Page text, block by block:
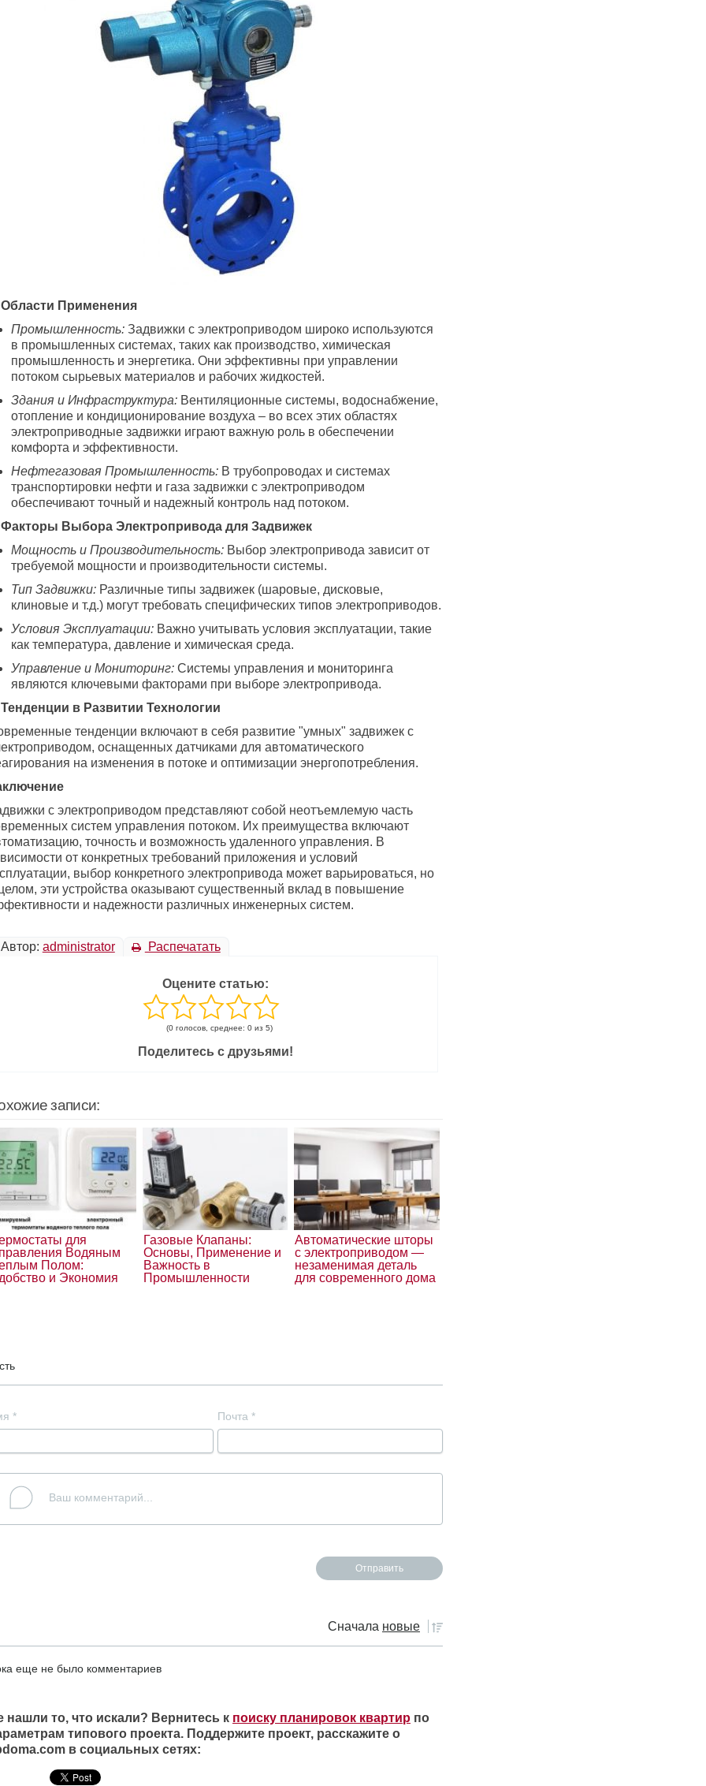
Области Применения
Промышленность: Задвижки с электроприводом широко используются
в промышленных системах, таких как производство, химическая
промышленность и энергетика. Они эффективны при управлении
потоком сырьевых материалов и рабочих жидкостей.
Здания и Инфраструктура: Вентиляционные системы, водоснабжение,
отопление и кондиционирование воздуха – во всех этих областях
электроприводные задвижки играют важную роль в обеспечении
комфорта и эффективности.
Нефтегазовая Промышленность: В трубопроводах и системах
транспортировки нефти и газа задвижки с электроприводом
обеспечивают точный и надежный контроль над потоком.
Факторы Выбора Электропривода для Задвижек
Мощность и Производительность: Выбор электропривода зависит от
требуемой мощности и производительности системы.
Тип Задвижки: Различные типы задвижек (шаровые, дисковые,
клиновые и т.д.) могут требовать специфических типов электроприводов.
Условия Эксплуатации: Важно учитывать условия эксплуатации, такие
как температура, давление и химическая среда.
Управление и Мониторинг: Системы управления и мониторинга
являются ключевыми факторами при выборе электропривода.
в Развитии Технологии
тенденции включают в себя развитие "умных" задвижек с
оснащенных датчиками для автоматического
на изменения в потоке и оптимизации энергопотребления.
с электроприводом представляют собой неотъемлемую часть
систем управления потоком. Их преимущества включают
точность и возможность удаленного управления. В
от конкретных требований приложения и условий
выбор конкретного электропривода может варьироваться, но
эти устройства оказывают существенный вклад в повышение
и надежности различных инженерных систем.
Автор: administrator Распечатать
Оцените статью:
(0 голосов, среднее: 0 из 5)
Поделитесь с друзьями!
записи:
для
Водяным
Полом:
и Экономия
Газовые Клапаны:
Основы, Применение и
Важность в
Промышленности
Автоматические шторы
с электроприводом —
незаменимая деталь
для современного дома
* Почта *
Сначала новые
еще не было комментариев
нашли то, что искали? Вернитесь к поиску планировок квартир по
типового проекта. Поддержите проект, расскажите о
в социальных сетях: